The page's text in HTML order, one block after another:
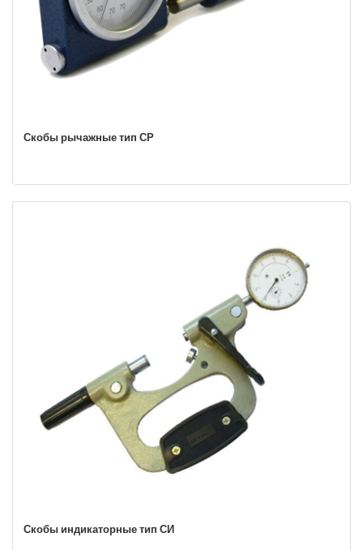
Скобы рычажные тип СР
Скобы индикаторные тип СИ